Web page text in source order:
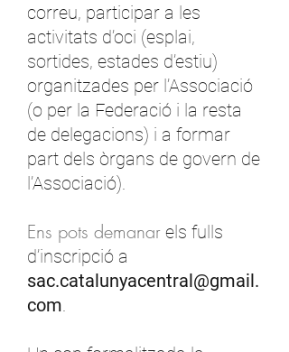
correu, participar a les
activitats d’oci (esplai,
sortides, estades d’estiu)
organitzades per l’Associació
(o per la Federació i la resta
de delegacions) i a formar
part dels òrgans de govern de
l’Associació).
Ens pots demanar els fulls
d’inscripció a
sac.catalunyacentral@gmail.
com.